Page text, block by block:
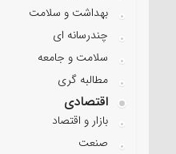
بهداشت و سلامت
چندرسانه ای
سلامت و جامعه
مطالبه گری
اقتصادی
بازار و اقتصاد
صنعت